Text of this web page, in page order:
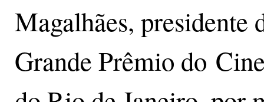
Magalhães,
Grande Prêmio do